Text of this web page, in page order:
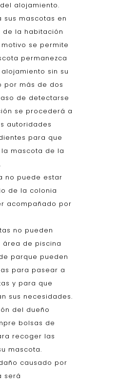
alojamiento.
sus mascotas en
de la habitación
motivo se permite
permanezca
sin su
por más de dos
de detectarse
se procederá a
autoridades
para que
mascota de la
no puede estar
de la colonia
acompañado por
no pueden
área de piscina
parque pueden
para pasear a
y para que
sus necesidades.
del dueño
bolsas de
recoger las
mascota.
causado por
será